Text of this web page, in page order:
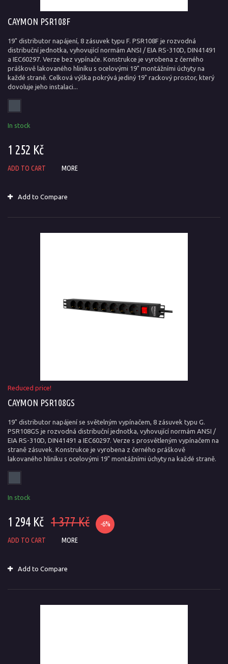
CAYMON PSR108F
19" distributor napájení, 8 zásuvek typu F. PSR108F je rozvodná
distribuční jednotka, vyhovující normám ANSI / EIA RS-310D, DIN41491
a IEC60297. Verze bez vypínače. Konstrukce je vyrobena z černého
práškově lakovaného hliníku s ocelovými 19" montážními úchyty na
každé straně. Celková výška pokrývá jediný 19" rackový prostor, který
dovoluje jeho instalaci...
In stock
1 252 Kč
ADD TO CART MORE
Add to Compare
Reduced price!
CAYMON PSR108GS
19" distributor napájení se světelným vypínačem, 8 zásuvek typu G.
PSR108GS je rozvodná distribuční jednotka, vyhovující normám ANSI /
EIA RS-310D, DIN41491 a IEC60297. Verze s prosvětleným vypínačem na
straně zásuvek. Konstrukce je vyrobena z černého práškově
lakovaného hliníku s ocelovými 19" montážními úchyty na každé straně.
In stock
1 294 Kč 1 377 Kč -6%
ADD TO CART MORE
Add to Compare